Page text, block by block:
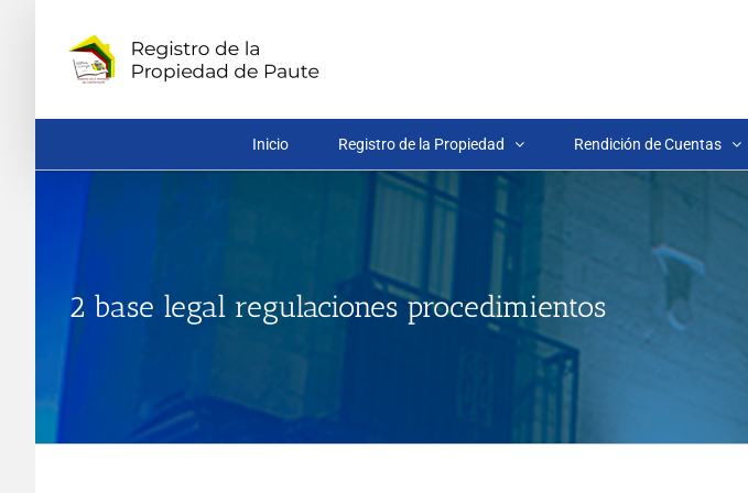
contenido
Inicio Registro de la Propiedad Rendición de Cuentas
2 base legal regulaciones procedimientos